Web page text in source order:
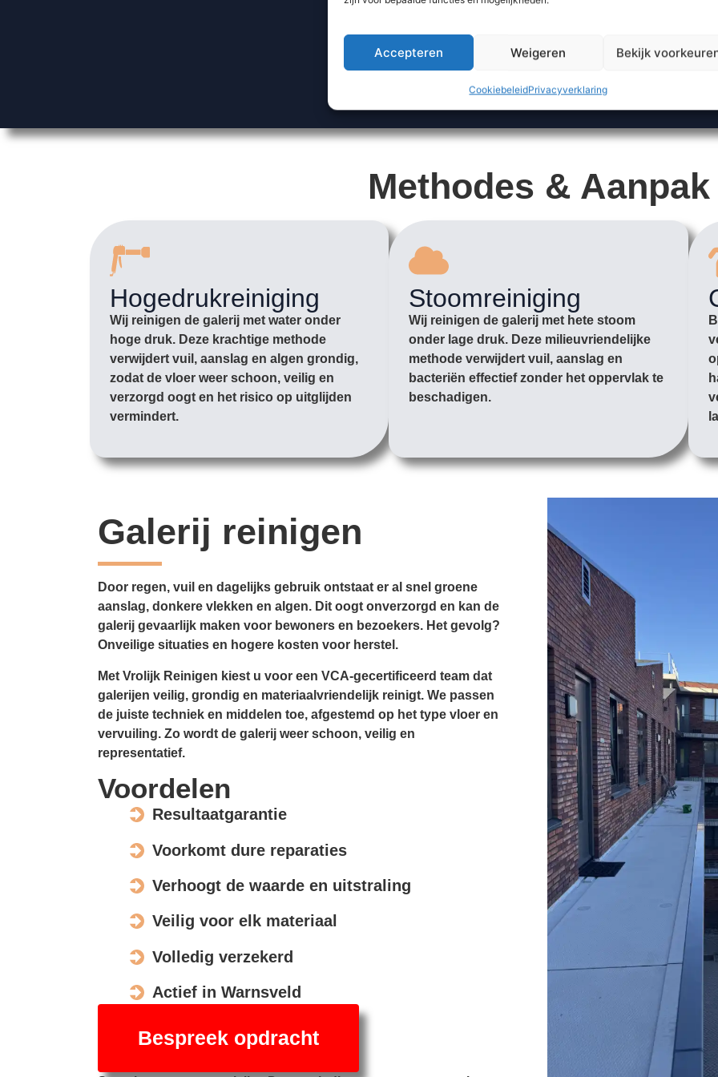
Accepteren Weigeren Bekijk
CookiebeleidPrivacyverklaring
Methodes & Aanpak
Hogedrukreiniging
Wij reinigen de galerij met water onder
hoge druk. Deze krachtige methode
verwijdert vuil, aanslag en algen grondig,
zodat de vloer weer schoon, veilig en
verzorgd oogt en het risico op uitglijden
vermindert.
Stoomreiniging
Wij reinigen de galerij met hete stoom
onder lage druk. Deze milieuvriendelijke
methode verwijdert vuil, aanslag en
bacteriën effectief zonder het oppervlak te
beschadigen.
Galerij reinigen
Door regen, vuil en dagelijks gebruik ontstaat er al snel groene
aanslag, donkere vlekken en algen. Dit oogt onverzorgd en kan de
galerij gevaarlijk maken voor bewoners en bezoekers. Het gevolg?
Onveilige situaties en hogere kosten voor herstel.
Met Vrolijk Reinigen kiest u voor een VCA-gecertificeerd team dat
galerijen veilig, grondig en materiaalvriendelijk reinigt. We passen
de juiste techniek en middelen toe, afgestemd op het type vloer en
vervuiling. Zo wordt de galerij weer schoon, veilig en
representatief.
Voordelen
Resultaatgarantie
Voorkomt dure reparaties
Verhoogt de waarde en uitstraling
Veilig voor elk materiaal
Volledig verzekerd
Actief in Warnsveld
Bespreek opdracht